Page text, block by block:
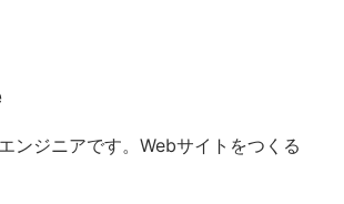
ンジニアです。Webサイトをつくる